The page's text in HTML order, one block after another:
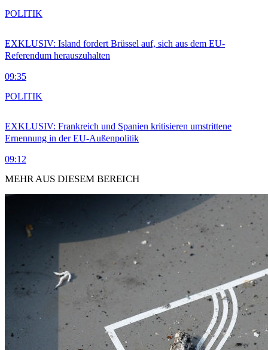
EXKLUSIV: Island fordert Brüssel auf, sich aus dem EU-
Referendum herauszuhalten
09:35
POLITIK
EXKLUSIV: Frankreich und Spanien kritisieren umstrittene
Ernennung in der EU-Außenpolitik
09:12
POLITIK
MEHR AUS DIESEM BEREICH